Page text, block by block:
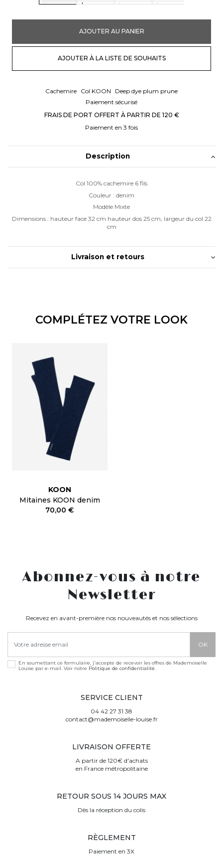
AJOUTER AU PANIER
AJOUTER À LA LISTE DE SOUHAITS
Cachemire Col KOON
Deep dye plum prune
Paiement sécurisé
FRAIS DE PORT OFFERT À PARTIR DE 120 €
Paiement en 3 fois
Description
Col 100% cachemire 6 fils
Couleur : denim
Modèle Mixte
Dimensions : hauteur face 32 cm hauteur dos 25 cm, largeur du col 22
cm
Livraison et retours
COMPLÉTEZ VOTRE LOOK
KOON
Mitaines KOON denim
70,00 €
Abonnez-vous à notre
Newsletter
Recevez en avant-première nos nouveautés et nos sélections
En soumettant ce formulaire, j'accepte de recevoir les offres de Mademoiselle
Louise par e-mail. Voir notre Politique de confidentialité
SERVICE CLIENT
04 42 27 31 38
contact@mademoiselle-louise.fr
LIVRAISON OFFERTE
A partir de 120€ d'achats
en France métropolitaine
RETOUR SOUS 14 JOURS MAX
Dès la réception du colis
RÈGLEMENT
Paiement en 3X